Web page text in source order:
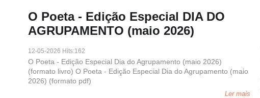
O Poeta - Edição Especial DIA DO
AGRUPAMENTO (maio 2026)
12-05-2026 Hits:162
O Poeta - Edição Especial Dia do Agrupamento (maio 2026)
(formato livro) O Poeta - Edição Especial Dia do Agrupamento (maio
2026) (formato pdf)
Ler mais